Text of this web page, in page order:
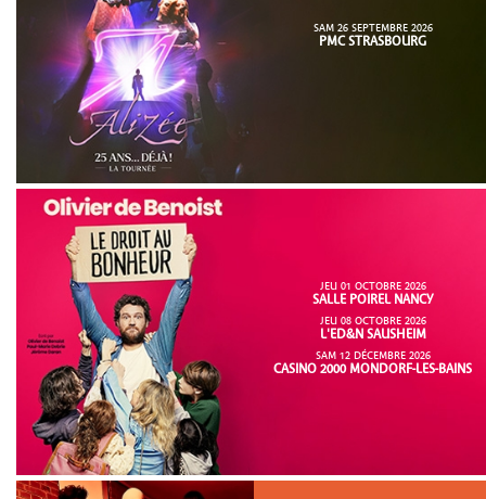
SAM 26 SEPTEMBRE 2026
PMC STRASBOURG
JEU 01 OCTOBRE 2026
SALLE POIREL NANCY
JEU 08 OCTOBRE 2026
L'ED&N SAUSHEIM
SAM 12 DÉCEMBRE 2026
CASINO 2000 MONDORF-LES-BAINS